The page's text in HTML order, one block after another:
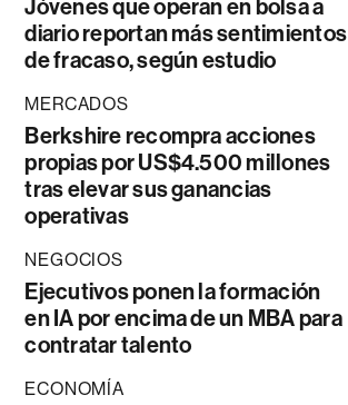
Jóvenes que operan en bolsa a
diario reportan más sentimientos
de fracaso, según estudio
MERCADOS
Berkshire recompra acciones
propias por US$4.500 millones
tras elevar sus ganancias
operativas
NEGOCIOS
Ejecutivos ponen la formación
en IA por encima de un MBA para
contratar talento
ECONOMÍA